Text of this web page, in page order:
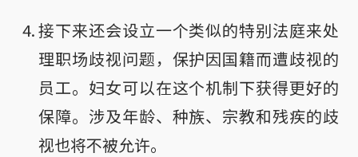
接下来还会设立一个类似的特别法庭来处
理职场歧视问题，保护因国籍而遭歧视的
员工。妇女可以在这个机制下获得更好的
保障。涉及年龄、种族、宗教和残疾的歧
视也将不被允许。